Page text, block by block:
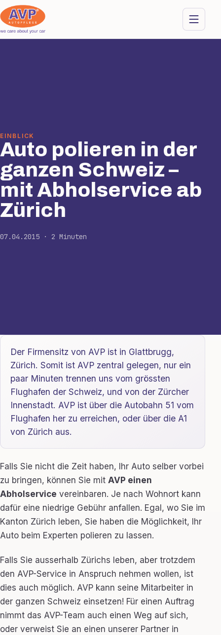
EINBLICK
Auto polieren in der
ganzen Schweiz –
mit Abholservice ab
Zürich
07.04.2015 · 2 Minuten
Der Firmensitz von AVP ist in Glattbrugg,
Zürich. Somit ist AVP zentral gelegen, nur ein
paar Minuten trennen uns vom grössten
Flughafen der Schweiz, und von der Zürcher
Innenstadt. AVP ist über die Autobahn 51 vom
Flughafen her zu erreichen, oder über die A1
von Zürich aus.
Falls Sie nicht die Zeit haben, Ihr Auto selber vorbei
zu bringen, können Sie mit AVP einen
Abholservice vereinbaren. Je nach Wohnort kann
dafür eine niedrige Gebühr anfallen. Egal, wo Sie im
Kanton Zürich leben, Sie haben die Möglichkeit, Ihr
Auto beim Experten polieren zu lassen.
Falls Sie ausserhalb Zürichs leben, aber trotzdem
den AVP-Service in Anspruch nehmen wollen, ist
dies auch möglich. AVP kann seine Mitarbeiter in
der ganzen Schweiz einsetzen! Für einen Auftrag
nimmt das AVP-Team auch einen Weg auf sich,
oder verweist Sie an einen unserer Partner in